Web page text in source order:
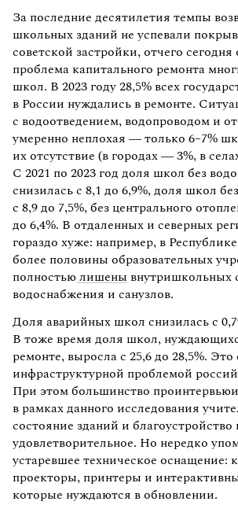
За последние десятилетия темпы
школьных зданий не успевали
советской застройки, отчего сегодня
проблема капитального ремонта
школ. В 2023 году 28,5% всех
в России нуждались в ремонте.
с водоотведением, водопроводом и
умеренно неплохая — только 6–7%
их отсутствие (в городах — 3%, в
С 2021 по 2023 год доля школ без
снизилась с 8,1 до 6,9%, доля школ
с 8,9 до 7,5%, без центрального
до 6,4%. В отдаленных и северных
гораздо хуже: например, в
более половины образовательных
полностьюлишены внутришкольных
водоснабжения и санузлов.
Доля аварийных школ снизилась с
В тоже время доля школ,
ремонте, выросла с 25,6 до 28,5%. Это
инфраструктурной проблемой
При этом большинство
в рамках данного исследования
состояние зданий и
удовлетворительное. Но нередко
устаревшее техническое оснащение:
проекторы, принтеры и
которые нуждаются в обновлении.